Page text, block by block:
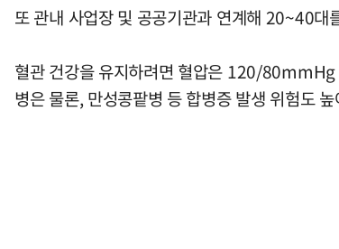
또 관내 사업장 및 공공기관과 연계해 20~40대
혈관 건강을 유지하려면 혈압은 120/
병은 물론, 만성콩팥병 등 합병증 발생 위험도